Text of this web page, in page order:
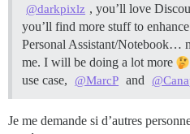
@darkpixlz , you’ll love
you’ll find more stuff to
Personal Assistant/Notebook…
me. I will be doing a lot more
use case,
@MarcP and
Je me demande si d’autres